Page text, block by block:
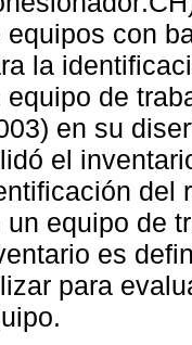
equipos con
la
equipo de
en su
el
del
un equipo de
es
para